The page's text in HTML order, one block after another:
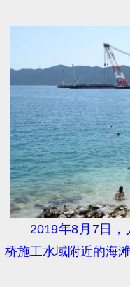
2019年8月7日
桥施工水域附近的海